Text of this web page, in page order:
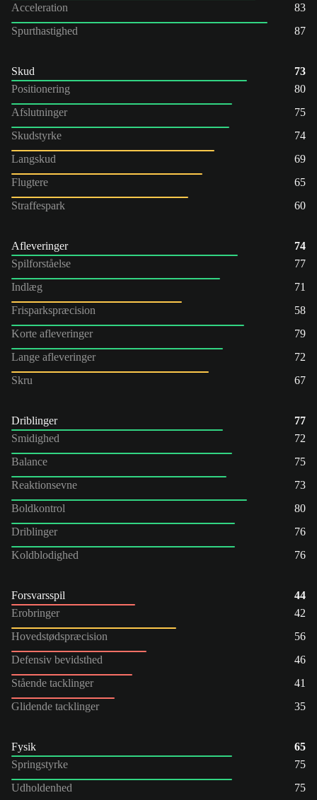
Acceleration
83
Spurthastighed
87
Skud
73
Positionering
80
Afslutninger
75
Skudstyrke
74
Langskud
69
Flugtere
65
Straffespark
60
Afleveringer
74
Spilforståelse
77
Indlæg
71
Frisparkspræcision
58
Korte afleveringer
79
Lange afleveringer
72
Skru
67
Driblinger
77
Smidighed
72
Balance
75
Reaktionsevne
73
Boldkontrol
80
Driblinger
76
Koldblodighed
76
Forsvarsspil
44
Erobringer
42
Hovedstødspræcision
56
Defensiv bevidsthed
46
Stående tacklinger
41
Glidende tacklinger
35
Fysik
65
Springstyrke
75
Udholdenhed
75